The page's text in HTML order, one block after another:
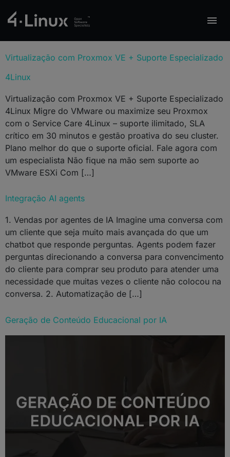
Virtualização com Proxmox VE + Suporte Especializado
4Linux
Virtualização com Proxmox VE + Suporte Especializado
4Linux Migre do VMware ou maximize seu Proxmox
com o Service Care 4Linux – suporte ilimitado, SLA
crítico em 30 minutos e gestão proativa do seu cluster.
Plano melhor do que o suporte oficial. Fale agora com
um especialista Não fique na mão sem suporte ao
VMware ESXi Com […]
Integração AI agents
1. Vendas por agentes de IA Imagine uma conversa com
um cliente que seja muito mais avançada do que um
chatbot que responde perguntas. Agents podem fazer
perguntas direcionando a conversa para convencimento
do cliente para comprar seu produto para atender uma
necessidade que muitas vezes o cliente não colocou na
conversa. 2. Automatização de […]
Geração de Conteúdo Educacional por IA